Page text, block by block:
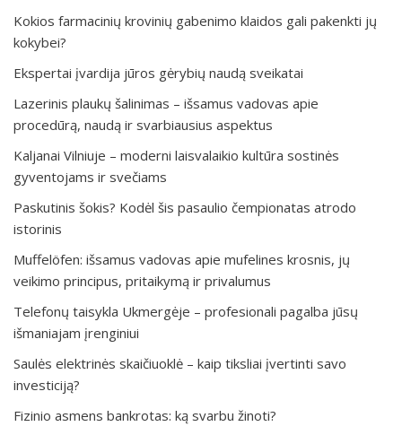
Kokios farmacinių krovinių gabenimo klaidos gali pakenkti jų
kokybei?
Ekspertai įvardija jūros gėrybių naudą sveikatai
Lazerinis plaukų šalinimas – išsamus vadovas apie
procedūrą, naudą ir svarbiausius aspektus
Kaljanai Vilniuje – moderni laisvalaikio kultūra sostinės
gyventojams ir svečiams
Paskutinis šokis? Kodėl šis pasaulio čempionatas atrodo
istorinis
Muffelöfen: išsamus vadovas apie mufelines krosnis, jų
veikimo principus, pritaikymą ir privalumus
Telefonų taisykla Ukmergėje – profesionali pagalba jūsų
išmaniajam įrenginiui
Saulės elektrinės skaičiuoklė – kaip tiksliai įvertinti savo
investiciją?
Fizinio asmens bankrotas: ką svarbu žinoti?